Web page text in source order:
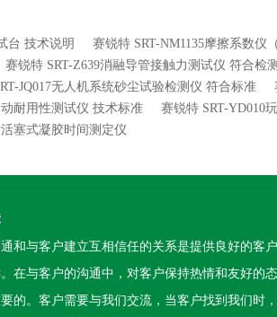
台 技术说明 赛锐特 SRT-NM1135摩擦系数仪
赛锐特 SRT-Z639消融导管接触力测试仪 符合检
JQ017无人机系统砂尘试验检测仪 符合标准
耐用性测试仪 技术标准 赛锐特 SRT-YD010
塞式凝胶时间测定仪
通和与客户建立互相信任的关系是提供良好的客
在与客户的沟通中，对客户保持热情和友好的
的。客户需要与我们交流，当客户找到我们时